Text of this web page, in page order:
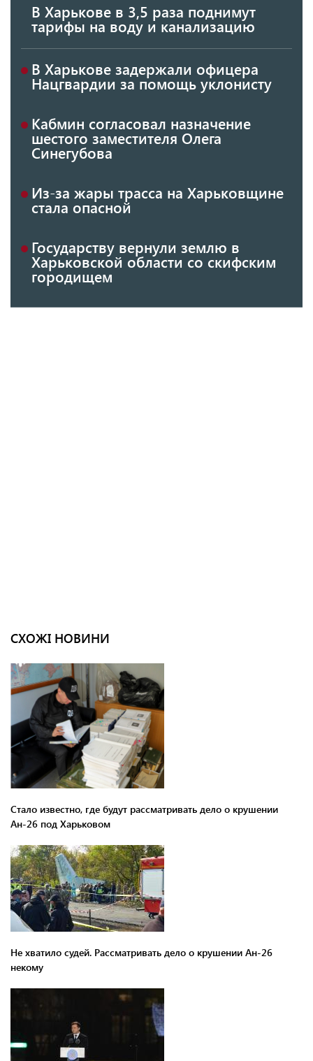
В Харькове в 3,5 раза поднимут
тарифы на воду и канализацию
В Харькове задержали офицера
Нацгвардии за помощь уклонисту
Кабмин согласовал назначение
шестого заместителя Олега
Синегубова
Из-за жары трасса на Харьковщине
стала опасной
Государству вернули землю в
Харьковской области со скифским
городищем
СХОЖІ НОВИНИ
Стало известно, где будут рассматривать дело о крушении
Ан-26 под Харьковом
Не хватило судей. Рассматривать дело о крушении Ан-26
некому